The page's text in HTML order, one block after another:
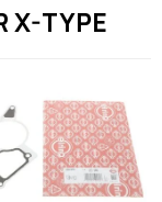
TYPE